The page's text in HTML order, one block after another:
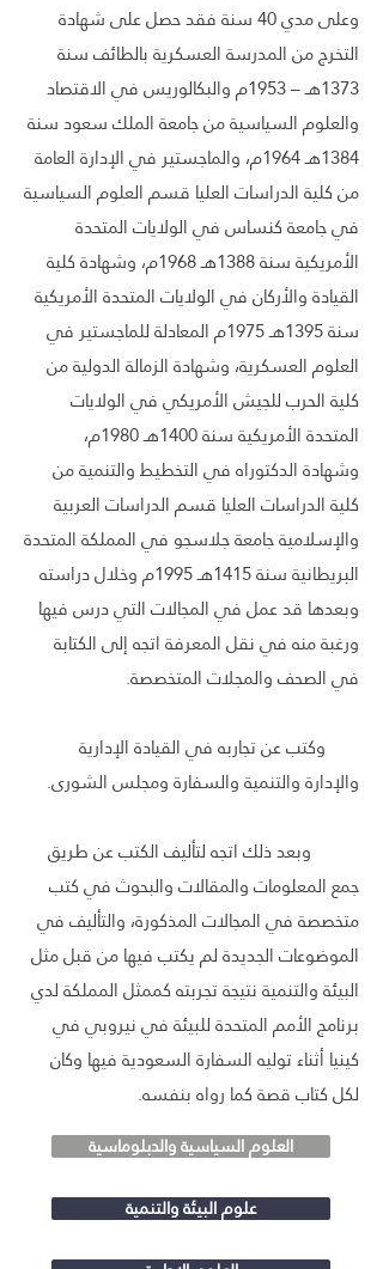
وعلى مدي 40 سنة فقد حصل على شهادة
التخرج من المدرسة العسكرية بالطائف سنة
1373هـ – 1953م والبكالوريس في الاقتصاد
والعلوم السياسية من جامعة الملك سعود سنة
1384هـ 1964م، والماجستير في الإدارة العامة
من كلية الدراسات العليا قسم العلوم السياسية
في جامعة كنساس في الولايات المتحدة
الأمريكية سنة 1388هـ 1968م، وشهادة كلية
القيادة والأركان في الولايات المتحدة الأمريكية
سنة 1395هـ 1975م المعادلة للماجستير في
العلوم العسكرية، وشهادة الزمالة الدولية من
كلية الحرب للجيش الأمريكي في الولايات
المتحدة الأمريكية سنة 1400هـ 1980م،
وشهادة الدكتوراه في التخطيط والتنمية من
كلية الدراسات العليا قسم الدراسات العربية
والإسلامية جامعة جلاسجو في المملكة المتحدة
البريطانية سنة 1415هـ 1995م وخلال دراسته
وبعدها قد عمل في المجالات التي درس فيها
ورغبة منه في نقل المعرفة اتجه إلى الكتابة
في الصحف والمجلات المتخصصة.
وكتب عن تجاربه في القيادة الإدارية
والإدارة والتنمية والسفارة ومجلس الشورى.
وبعد ذلك اتجه لتأليف الكتب عن طريق
جمع المعلومات والمقالات والبحوث في كتب
متخصصة في المجالات المذكورة، والتأليف في
الموضوعات الجديدة لم يكتب فيها من قبل مثل
البيئة والتنمية نتيجة تجربته كممثل المملكة لدي
برنامج الأمم المتحدة للبيئة في نيروبي في
كينيا أثناء توليه السفارة السعودية فيها وكان
لكل كتاب قصة كما رواه بنفسه.
العلوم السياسية والدبلوماسية
علوم البيئة والتنمية